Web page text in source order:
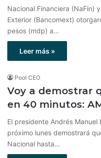
Nacional Financiera (NaFin)
Exterior (Bancomext)
pesos (mdp) a…
Leer más »
Pool CEO
Voy a demostrar
en 40 minutos:
El presidente Andrés
próximo lunes demostrará
Nacional hasta…